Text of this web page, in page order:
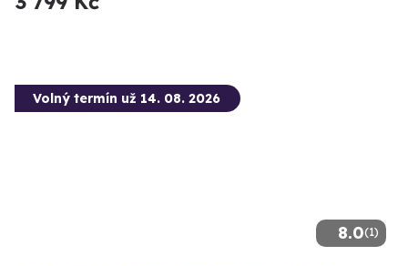
8.0(1)
Volný termín už 14. 08. 2026